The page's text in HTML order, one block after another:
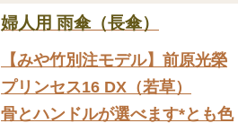
婦人用 雨傘（長傘）
【みや竹別注モデル】前原光榮
プリンセス16 DX（若草）
骨とハンドルが選べます*とも色